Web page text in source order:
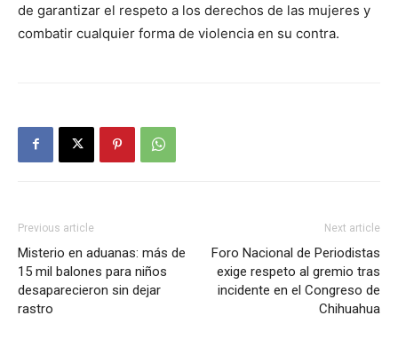
de garantizar el respeto a los derechos de las mujeres y
combatir cualquier forma de violencia en su contra.
Previous article
Misterio en aduanas: más de
15 mil balones para niños
desaparecieron sin dejar
rastro
Next article
Foro Nacional de Periodistas
exige respeto al gremio tras
incidente en el Congreso de
Chihuahua